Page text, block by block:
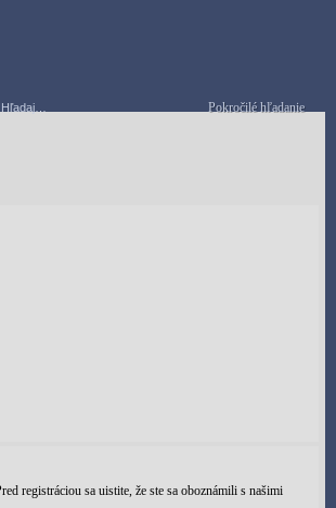
Pokročilé hľadanie
registráciou sa uistite, že ste sa oboznámili s našimi